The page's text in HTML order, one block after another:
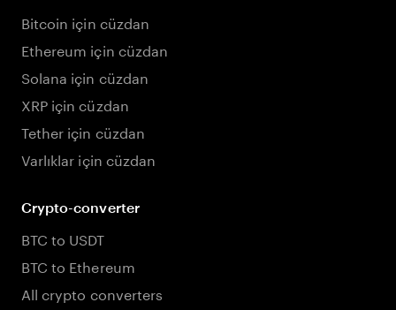
Bitcoin için cüzdan
Ethereum için cüzdan
Solana için cüzdan
XRP için cüzdan
Tether için cüzdan
Varlıklar için cüzdan
Crypto-converter
BTC to USDT
BTC to Ethereum
All crypto converters